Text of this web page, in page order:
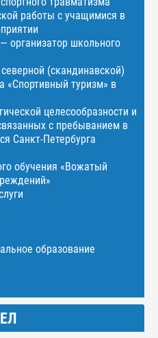
работы с учащимися в
организатор школьного
(скандинавской)
«Спортивный туризм» в
целесообразности и
с пребыванием в
Санкт-Петербурга
обучения «Вожатый
образование